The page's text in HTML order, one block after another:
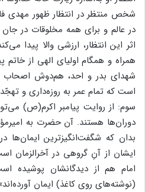
شخص منتظر در انتظار ظهور مهدی
در عالم و برای همه مخلوقات در
اثر این انتظار، ارزشی والا پیدا
همراه و همگام اولیای الهی از خاتم
شهدای بدر و احد، هم‌دوش اصحاب
است که تمام عمر به روزه‌داری و
سوم: از روایت پیامبر اکرم(ص)
دوران‌ها هستند. آن حضرت به
بدان که شگفت‌انگیزترین ایمان‌ها
ایشان از آنِ گروهی در آخرالزمان
امام هم از دیدگانشان
(نوشته‌های روی کاغذ) ایمان